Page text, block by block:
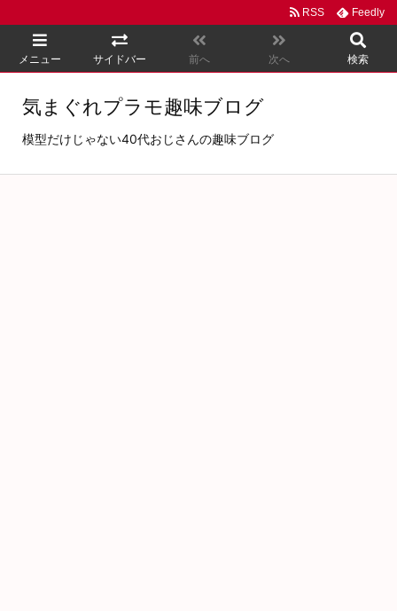
メニュー サイドバー 前へ 次へ 検索
RSS Feedly
気まぐれプラモ趣味ブログ
模型だけじゃない40代おじさんの趣味ブログ